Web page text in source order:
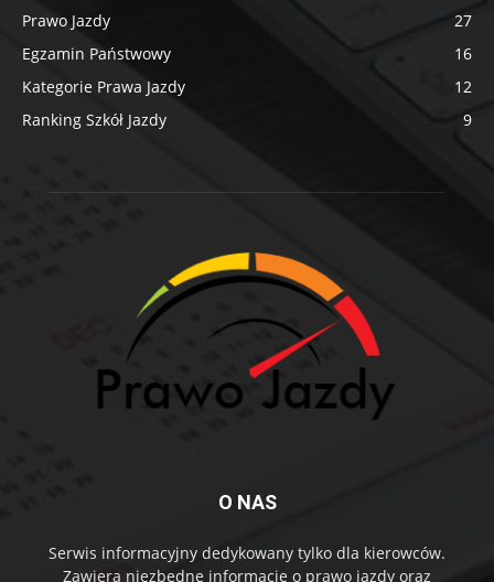
Prawo Jazdy
27
Egzamin Państwowy
16
Kategorie Prawa Jazdy
12
Ranking Szkół Jazdy
9
O NAS
Serwis informacyjny dedykowany tylko dla kierowców.
Zawiera niezbędne informację o prawo jazdy oraz